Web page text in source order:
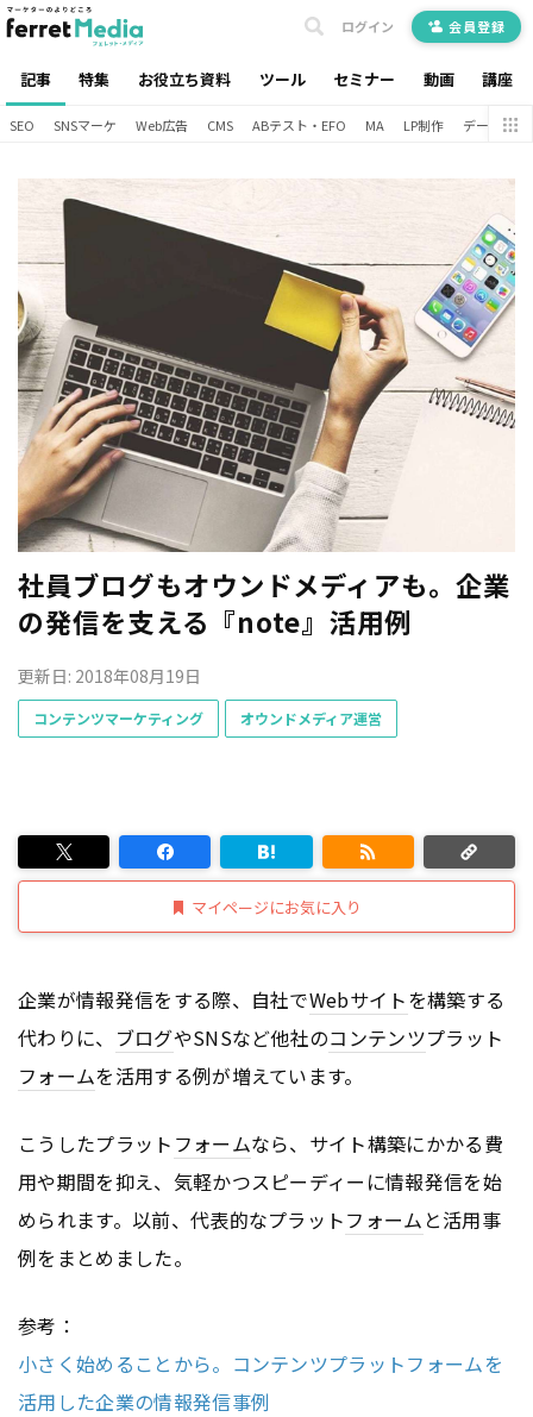
記事 特集 お役立ち資料 ツール セミナー 動画 講座
ログイン 会員登録
SEO SNSマーケ Web広告 CMS ABテスト・EFO MA LP制作 データ分析
社員ブログもオウンドメディアも。企業
の発信を支える『note』活用例
更新日: 2018年08月19日
コンテンツマーケティング オウンドメディア運営
マイページにお気に入り
企業が情報発信をする際、自社でWebサイトを構築する
代わりに、 ブログやSNSなど他社のコンテンツプラット
フォームを活用する例が増えています。
こうしたプラット フォームなら、サイト構築にかかる費
用や期間を抑え、気軽かつスピーディーに情報発信を始
められます。以前、代表的なプラットフォーム と活用事
例をまとめました。
参考：
小さく始めることから。コンテンツプラットフォームを
活用した企業の情報発信事例